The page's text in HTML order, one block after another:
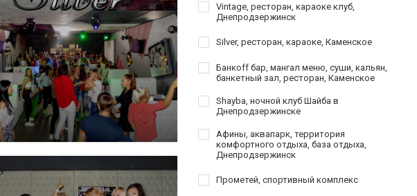
Vintage, ресторан, караоке клуб,
Днепродзержинск
Silver, ресторан, караоке, Каменское
Банкoff бар, мангал меню, суши, кальян,
банкетный зал, ресторан, Каменское
Shayba, ночной клуб Шайба в
Днепродзержинске
Афины, аквапарк, территория
комфортного отдыха, база отдыха,
Днепродзержинск
Прометей, спортивный комплекс